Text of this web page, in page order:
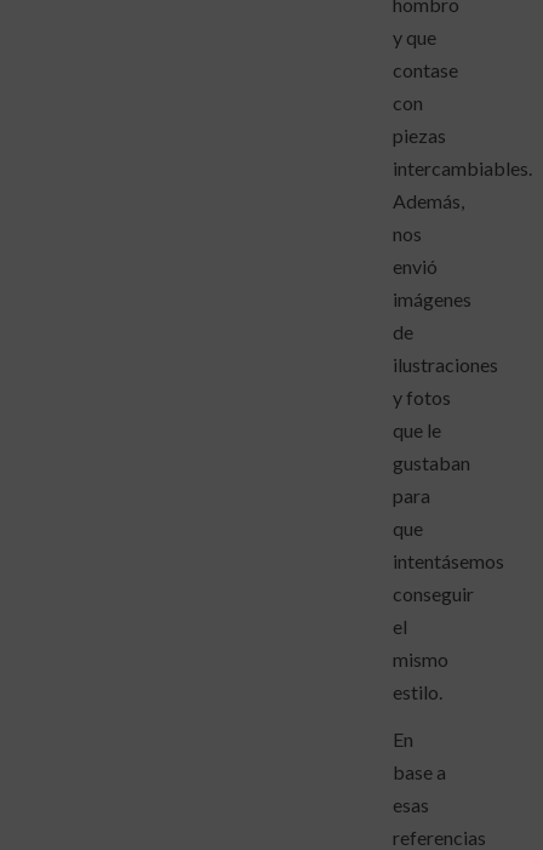
y que
contase
con
piezas
intercambiables.
Además,
nos
envió
imágenes
de
ilustraciones
y fotos
que le
gustaban
para
que
intentásemos
conseguir
el
mismo
estilo.
En
base a
esas
referencias